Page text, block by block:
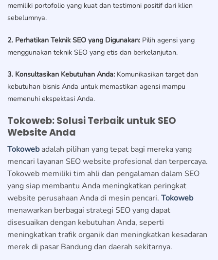
memiliki portofolio yang kuat dan testimoni positif dari klien
sebelumnya.
2. Perhatikan Teknik SEO yang Digunakan: Pilih agensi yang
menggunakan teknik SEO yang etis dan berkelanjutan.
3. Konsultasikan Kebutuhan Anda: Komunikasikan target dan
kebutuhan bisnis Anda untuk memastikan agensi mampu
memenuhi ekspektasi Anda.
Tokoweb: Solusi Terbaik untuk SEO
Website Anda
Tokowebadalah pilihan yang tepat bagi mereka yang
mencari layanan SEO website profesional dan terpercaya.
Tokoweb memiliki tim ahli dan pengalaman dalam SEO
yang siap membantu Anda meningkatkan peringkat
website perusahaan Anda di mesin pencari. Tokoweb
menawarkan berbagai strategi SEO yang dapat
disesuaikan dengan kebutuhan Anda, seperti
meningkatkan trafik organik dan meningkatkan kesadaran
merek di pasar Bandung dan daerah sekitarnya.